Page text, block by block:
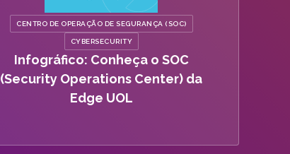
CENTRO DE OPERAÇÃO DE SEGURANÇA (SOC)
CYBERSECURITY
Infográfico: Conheça o SOC
(Security Operations Center) da
Edge UOL